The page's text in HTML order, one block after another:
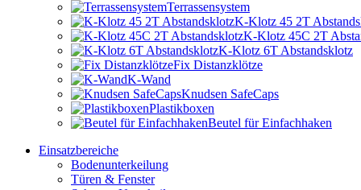
Terrassensystem
K-Klotz 45 2T
K-Klotz 45C 2T
K-Klotz 6T Abstandsklotz
Fix Distanzklötze
K-Wand
Knudsen SafeCaps
Plastikboxen
Beutel für Einfachhaken
Einsatzbereiche
Bodenunterkeilung
Türen & Fenster